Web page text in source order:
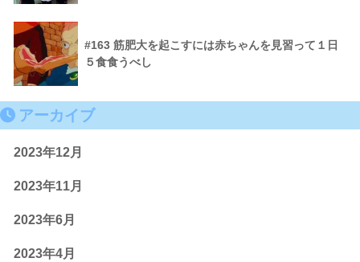
#163 筋肥大を起こすには赤ちゃんを見習って１日
５食食うべし
アーカイブ
2023年12月
2023年11月
2023年6月
2023年4月